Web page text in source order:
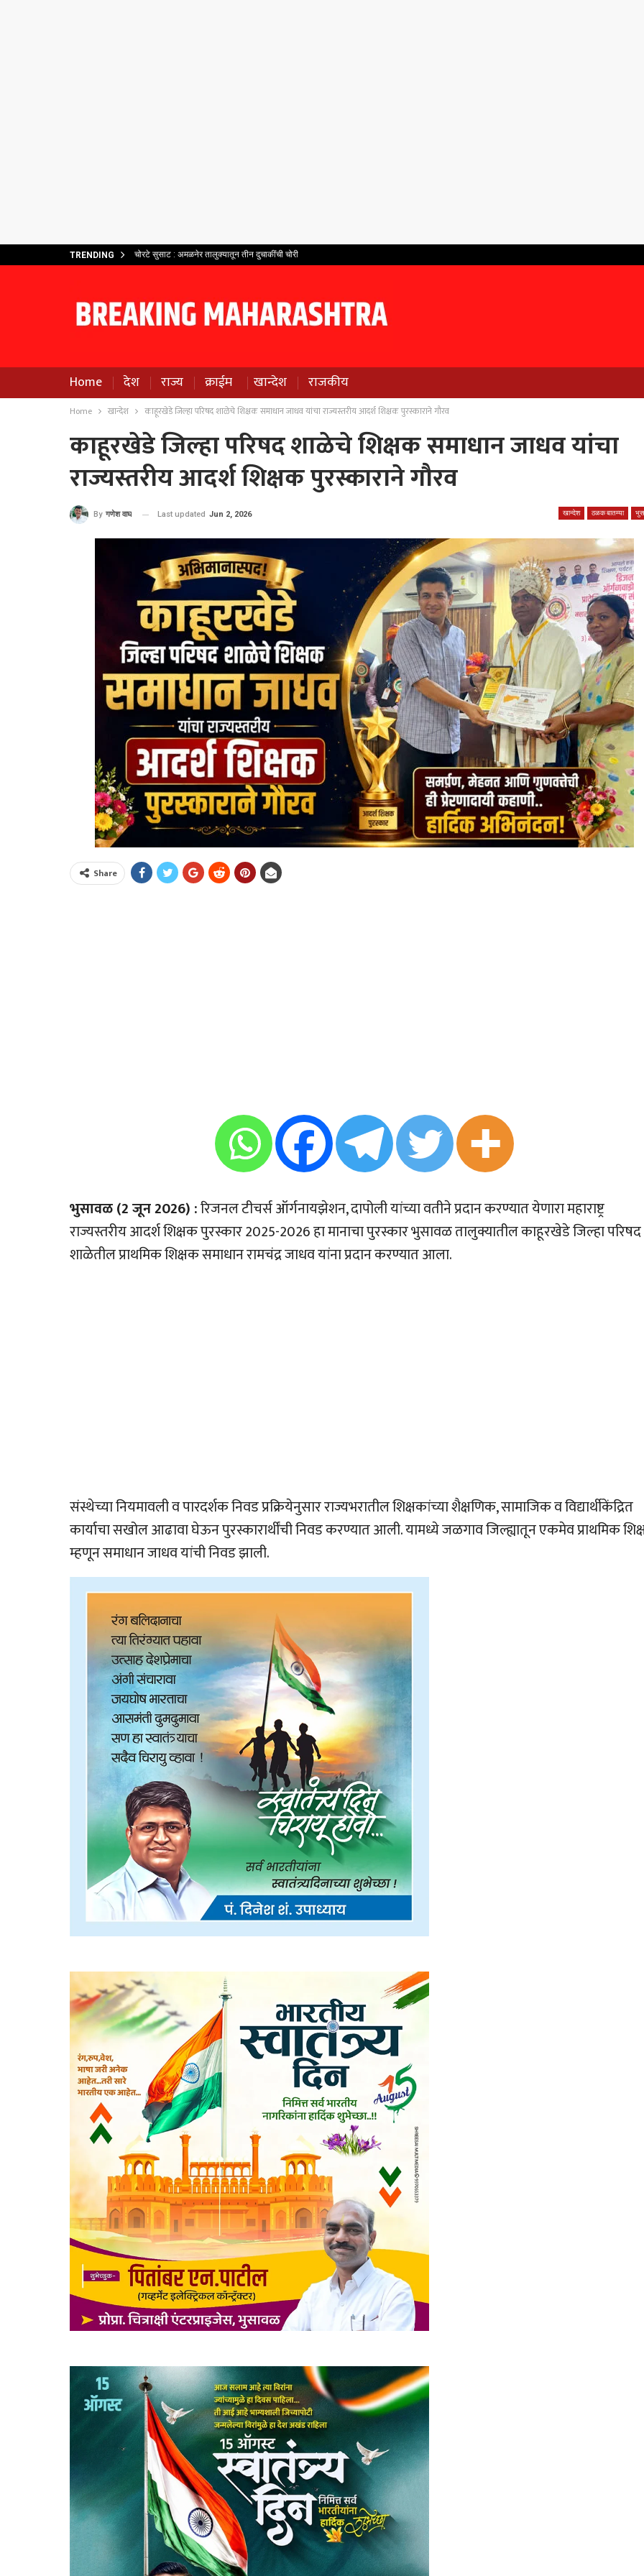
TRENDING चोरटे सुसाट : अमळनेर तालुक्यातून तीन दुचाकींची चोरी
Home देश राज्य क्राईम खान्देश राजकीय
Home खान्देश काहूरखेडे जिल्हा परिषद शाळेचे शिक्षक समाधान जाधव यांचा राज्यस्तरीय आदर्श शिक्षक पुरस्काराने गौरव
काहूरखेडे जिल्हा परिषद शाळेचे शिक्षक समाधान जाधव यांचा
राज्यस्तरीय आदर्श शिक्षक पुरस्काराने गौरव
खान्देश ठळक बातम्या
By गणेश वाघ Last updated Jun 2, 2026
Share
भुसावळ (2 जून 2026) :रिजनल टीचर्स ऑर्गनायझेशन, दापोली यांच्या वतीने प्रदान करण्यात येणारा महाराष्ट्र
राज्यस्तरीय आदर्श शिक्षक पुरस्कार 2025-2026 हा मानाचा पुरस्कार भुसावळ तालुक्यातील काहूरखेडे जिल्हा परिषद
शाळेतील प्राथमिक शिक्षक समाधान रामचंद्र जाधव यांना प्रदान करण्यात आला.
संस्थेच्या नियमावली व पारदर्शक निवड प्रक्रियेनुसार राज्यभरातील शिक्षकांच्या शैक्षणिक, सामाजिक व विद्यार्थीकेंद्रित
कार्याचा सखोल आढावा घेऊन पुरस्कारार्थींची निवड करण्यात आली. यामध्ये जळगाव जिल्ह्यातून एकमेव प्राथमिक
म्हणून समाधान जाधव यांची निवड झाली.